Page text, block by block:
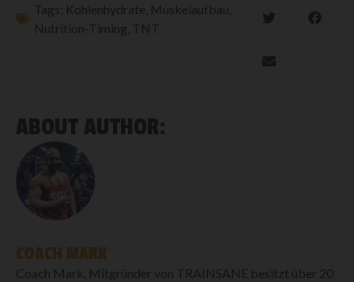
Tags: Kohlenhydrate Muskelaufbau
Nutrition-Timing TNT
ABOUT AUTHOR:
COACH MARK
Coach Mark, Mitgründer von TRAINSANE besitzt über 20